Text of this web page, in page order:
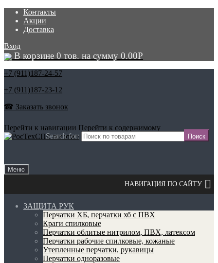
Контакты
Акции
Доставка
Вход
В корзине 0 тов. на сумму 0.00Р
+7 (911)187-24-57
+7 (911)187-23-12
☎ Заказать звонок
Search for:
Перейти к навигации Перейти к содержимому
Меню
ЗАЩИТА РУК
Перчатки ХБ, перчатки хб с ПВХ
Краги спилковые
Перчатки облитые нитрилом, ПВХ, латексом
Перчатки рабочие спилковые, кожаные
Утепленные перчатки, рукавицы
Перчатки одноразовые